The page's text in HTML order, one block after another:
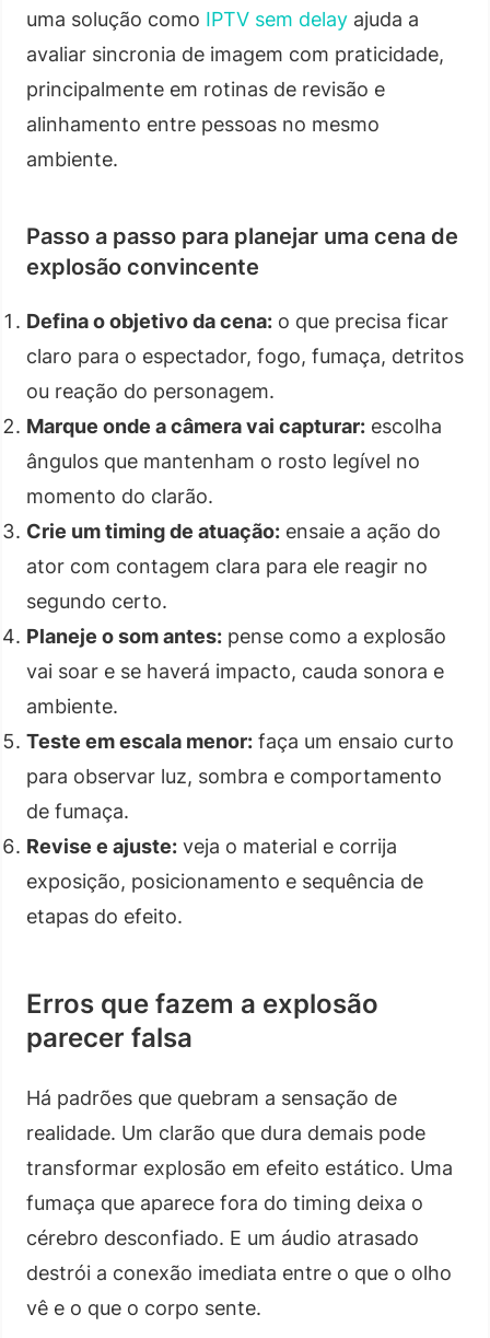
uma solução como IPTV sem delay ajuda a
avaliar sincronia de imagem com praticidade,
principalmente em rotinas de revisão e
alinhamento entre pessoas no mesmo
ambiente.
Passo a passo para planejar uma cena de
explosão convincente
Defina o objetivo da cena: o que precisa ficar
claro para o espectador, fogo, fumaça, detritos
ou reação do personagem.
Marque onde a câmera vai capturar: escolha
ângulos que mantenham o rosto legível no
momento do clarão.
Crie um timing de atuação: ensaie a ação do
ator com contagem clara para ele reagir no
segundo certo.
Planeje o som antes: pense como a explosão
vai soar e se haverá impacto, cauda sonora e
ambiente.
Teste em escala menor: faça um ensaio curto
para observar luz, sombra e comportamento
de fumaça.
Revise e ajuste: veja o material e corrija
exposição, posicionamento e sequência de
etapas do efeito.
Erros que fazem a explosão
parecer falsa
Há padrões que quebram a sensação de
realidade. Um clarão que dura demais pode
transformar explosão em efeito estático. Uma
fumaça que aparece fora do timing deixa o
cérebro desconfiado. E um áudio atrasado
destrói a conexão imediata entre o que o olho
vê e o que o corpo sente.